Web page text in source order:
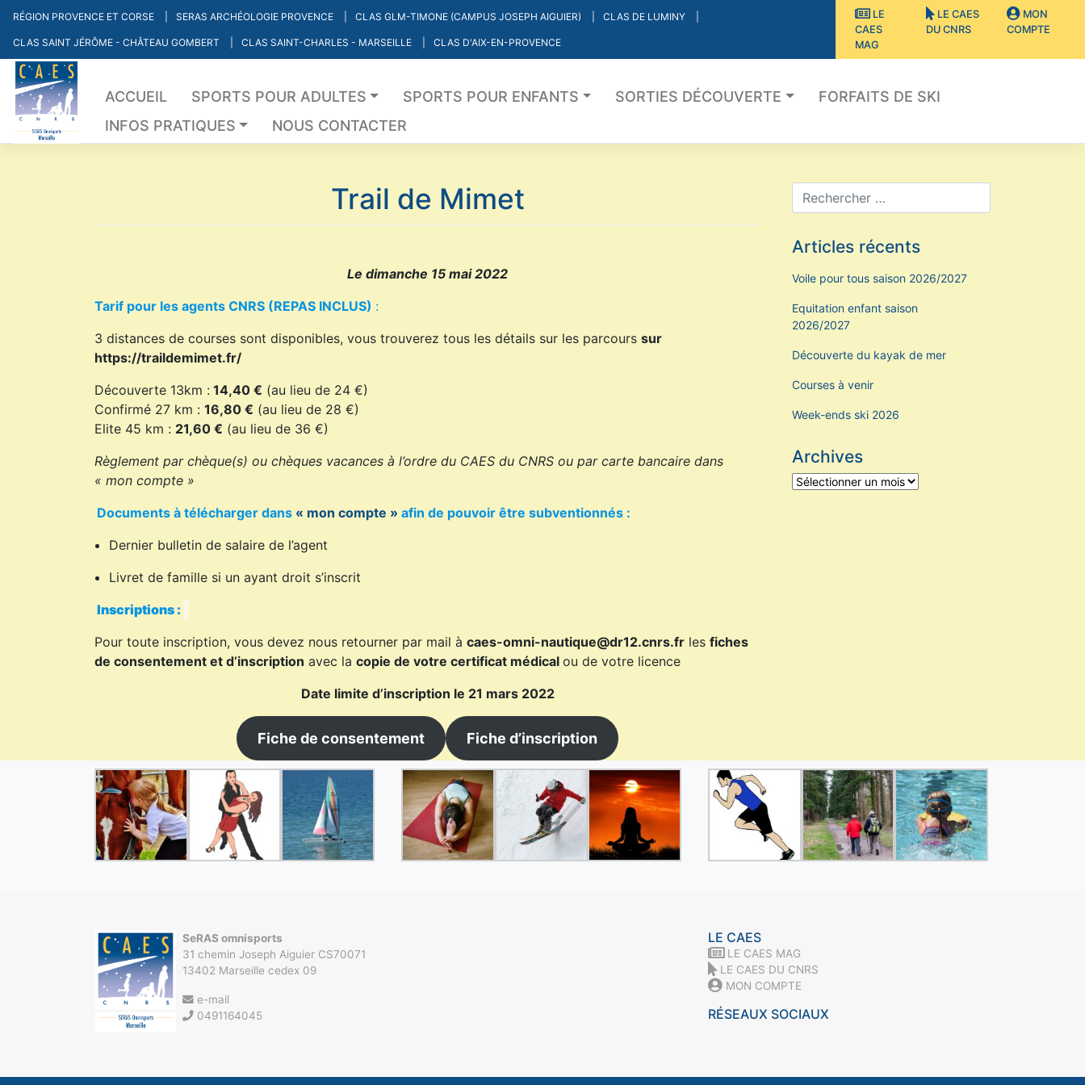
Skip
content
RÉGION PROVENCE ET CORSE SERAS ARCHÉOLOGIE PROVENCE CLAS GLM-TIMONE (CAMPUS JOSEPH AIGUIER) CLAS DE LUMINY
CLAS SAINT JÉRÔME - CHÂTEAU GOMBERT CLAS SAINT-CHARLES - MARSEILLE CLAS D'AIX-EN-PROVENCE
LE
CAES
MAG
LE CAES
DU CNRS
MON
COMPTE
ACCUEIL SPORTS POUR ADULTES SPORTS POUR ENFANTS SORTIES DÉCOUVERTE
FORFAITS DE SKI
INFOS PRATIQUES
NOUS CONTACTER
Trail de Mimet
Le dimanche 15 mai 2022
Tarif pour les agents CNRS (REPAS INCLUS) :
3 distances de courses sont disponibles, vous trouverez tous les détails sur les parcours sur
https://traildemimet.fr/
Découverte 13km : 14,40 € (au lieu de 24 €)
Confirmé 27 km : 16,80 € (au lieu de 28 €)
Elite 45 km : 21,60 € (au lieu de 36 €)
Règlement par chèque(s) ou chèques vacances à l’ordre du CAES du CNRS ou par carte bancaire dans
« mon compte »
Documents à télécharger dans « mon compte » afin de pouvoir être subventionnés :
Dernier bulletin de salaire de l’agent
Livret de famille si un ayant droit s’inscrit
Inscriptions :
Pour toute inscription, vous devez nous retourner par mail à caes-omni-nautique@dr12.cnrs.fr les fiches
de consentement et d’inscription avec la copie de votre certificat médical ou de votre licence
Date limite d’inscription le 21 mars 2022
Fiche de consentement Fiche d’inscription
Articles récents
Voile pour tous saison 2026/2027
Equitation enfant saison
2026/2027
Découverte du kayak de mer
Courses à venir
Week-ends ski 2026
Archives
Archives
SeRAS omnisports
31 chemin Joseph Aiguier CS70071
13402 Marseille cedex 09
e-mail
0491164045
LE CAES
LE CAES MAG
LE CAES DU CNRS
MON COMPTE
RÉSEAUX SOCIAUX